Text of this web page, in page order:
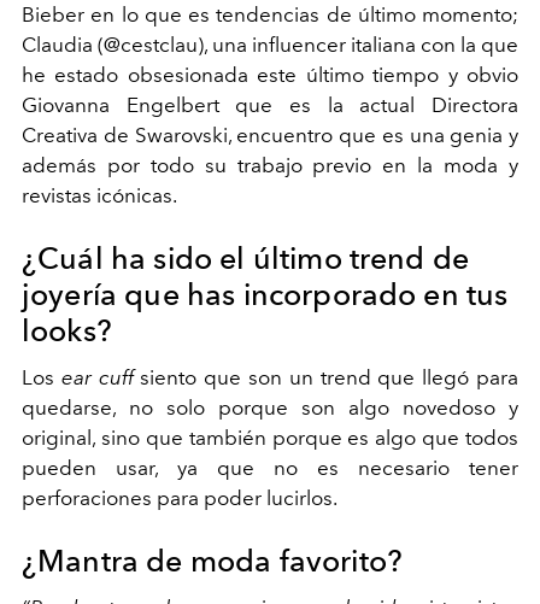
Bieber en lo que es tendencias de último momento;
Claudia (@cestclau), una influencer italiana con la que
he estado obsesionada este último tiempo y obvio
Giovanna Engelbert que es la actual Directora
Creativa de Swarovski, encuentro que es una genia y
además por todo su trabajo previo en la moda y
revistas icónicas.
¿Cuál ha sido el último trend de
joyería que has incorporado en tus
looks?
Los ear cuffsiento que son un trend que llegó para
quedarse, no solo porque son algo novedoso y
original, sino que también porque es algo que todos
pueden usar, ya que no es necesario tener
perforaciones para poder lucirlos.
¿Mantra de moda favorito?